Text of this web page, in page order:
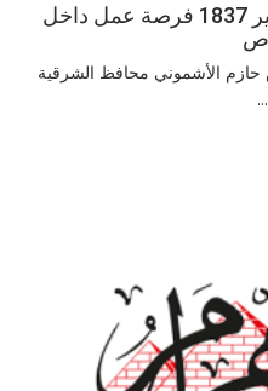
محافظ الشرقية:يعلن عن توفير 1837 فرصة عمل داخل
الأشموني محافظ الشرقية